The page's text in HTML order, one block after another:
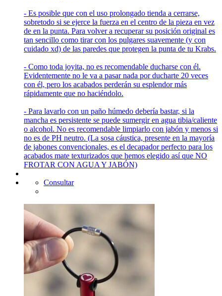
- Es posible que con el uso prolongado tienda a cerrarse,
sobretodo si se ejerce la fuerza en el centro de la pieza en vez
de en la punta. Para volver a recuperar su posición original es
tan sencillo como tirar con los pulgares suavemente (y con
cuidado xd) de las paredes que protegen la punta de tu Krabs.
- Como toda joyita, no es recomendable ducharse con él.
Evidentemente no le va a pasar nada por ducharte 20 veces
con él, pero los acabados perderán su esplendor más
rápidamente que no haciéndolo.
- Para lavarlo con un paño húmedo debería bastar, si la
mancha es persistente se puede sumergir en agua tibia/caliente
o alcohol. No es recomendable limpiarlo con jabón y menos si
no es de PH neutro. (La sosa cáustica, presente en la mayoría
de jabones convencionales, es el decapador perfecto para los
acabados mate texturizados que hemos elegido así que NO
FROTAR CON AGUA Y JABÓN)
Consultar